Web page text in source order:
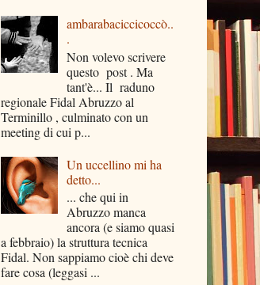
ambarabaciccicoccò..
.
Non volevo scrivere
questo post . Ma
tant'è... Il raduno
regionale Fidal Abruzzo al
Terminillo , culminato con un
meeting di cui p...
Un uccellino mi ha
detto...
... che qui in
Abruzzo manca
ancora (e siamo quasi
a febbraio) la struttura tecnica
Fidal. Non sappiamo cioè chi deve
fare cosa (leggasi ...